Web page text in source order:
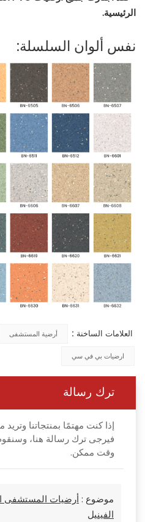
الرئيسية.
نفس ألوان السلسلة:
العلامات الساخنة : أرضية المستشفى
ارضيات بي في سي
ترك رسالة
إذا كنت مهتمًا بمنتجاتنا
فيرجى ترك رسالة هنا،
وقت ممكن.
موضوع :أرضيات المستشفى
الفينيل